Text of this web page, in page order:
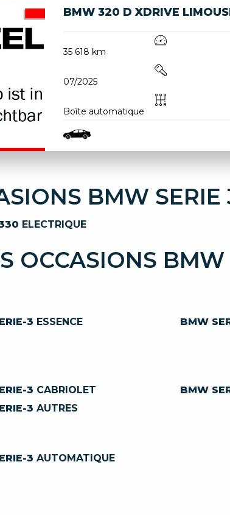
BMW 320 D XDRIVE
35 618 km
07/2025
Boîte automatique
BMW SERIE
ELECTRIQUE
OCCASIONS BMW
3 ESSENCE BMW
3 CABRIOLET BMW
3 AUTRES
3 AUTOMATIQUE